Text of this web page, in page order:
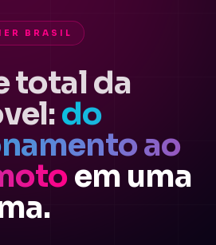
BRASIL
total da
do
ao
em uma